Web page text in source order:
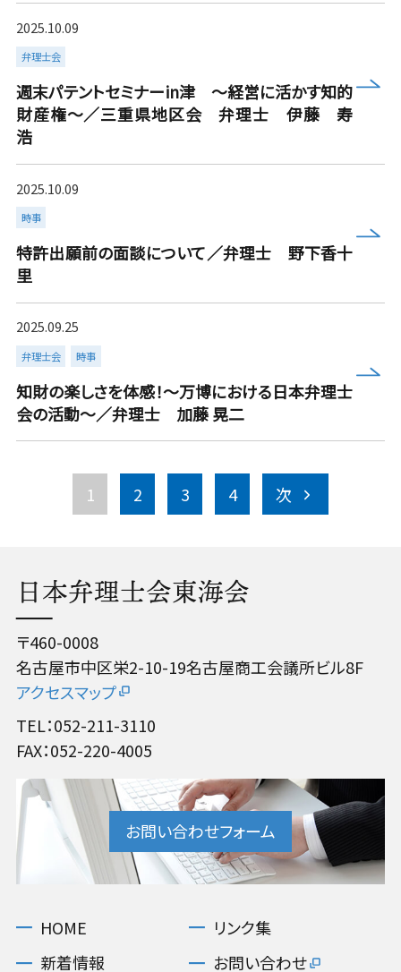
週末パテントセミナーin津 ～経営に活かす知的
財産権～／三重県地区会 弁理士 伊藤 寿
浩
2025.10.09
弁理士会
more
特許出願前の面談について／弁理士 野下香十
里
2025.10.09
時事
more
知財の楽しさを体感！～万博における日本弁理士
会の活動～／弁理士 加藤 晃二
2025.09.25
弁理士会 時事
more
1 2 3 4 次
日本弁理士会東海会
〒460-0008
名古屋市中区栄2-10-19名古屋商工会議所ビル8F
アクセスマップ
TEL：052-211-3110
FAX：052-220-4005
お問い合わせフォーム
HOME
新着情報
リンク集
お問い合わせ